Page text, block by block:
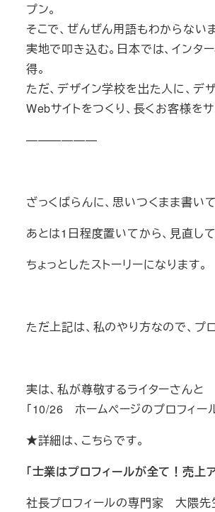
プン。
そこで、ぜんぜん用語もわからない
実地で叩き込む。日本では、インタ
得。
ただ、デザイン学校を出た人に、
Webサイトをつくり、長くお客様を
——————
ざっくばらんに、思いつくまま書い
あとは1日程度置いてから、見直し
ちょっとしたストーリーになります。
ただ上記は、私のやり方なので、プ
実は、私が尊敬するライターさんと
「10/26 ホームページのプロフィー
★詳細は、こちらです。
「士業はプロフィールが全て！売上
社長プロフィールの専門家 大隈先